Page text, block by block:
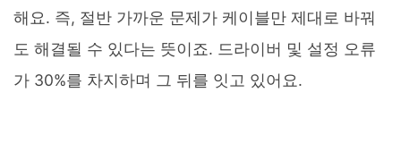
해요. 즉, 절반 가까운 문제가 케이블만 제대로 바꿔
도 해결될 수 있다는 뜻이죠. 드라이버 및 설정 오류
가 30%를 차지하며 그 뒤를 잇고 있어요.